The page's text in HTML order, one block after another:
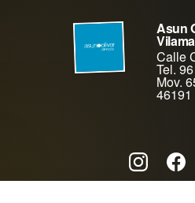
Asun
Calle
Tel.
Mov.
46191